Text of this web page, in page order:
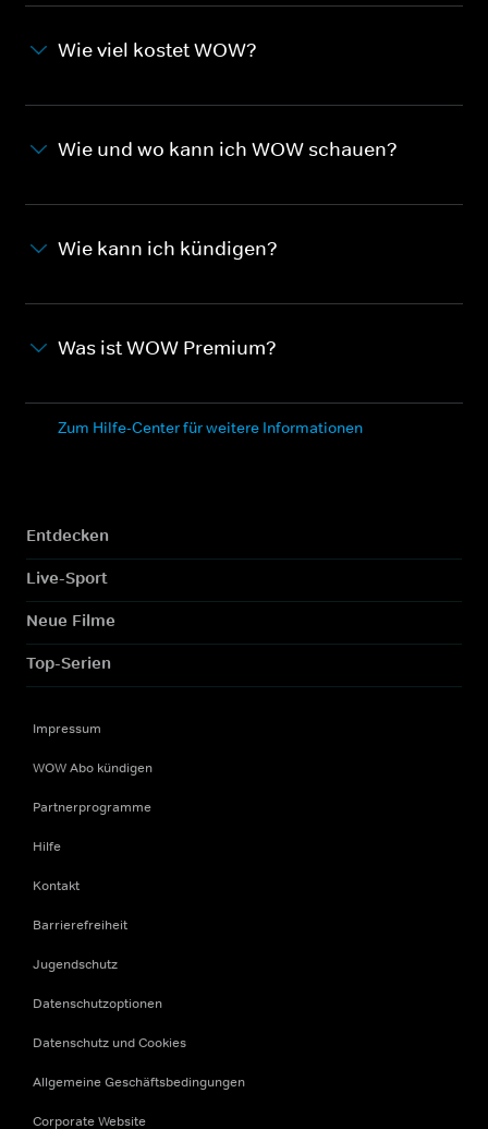
Wie viel kostet WOW?
Wie und wo kann ich WOW schauen?
Wie kann ich kündigen?
Was ist WOW Premium?
Zum Hilfe-Center für weitere Informationen
Entdecken
Live-Sport
Neue Filme
Top-Serien
Impressum
WOW Abo kündigen
Partnerprogramme
Hilfe
Kontakt
Barrierefreiheit
Jugendschutz
Datenschutzoptionen
Datenschutz und Cookies
Allgemeine Geschäftsbedingungen
Corporate Website